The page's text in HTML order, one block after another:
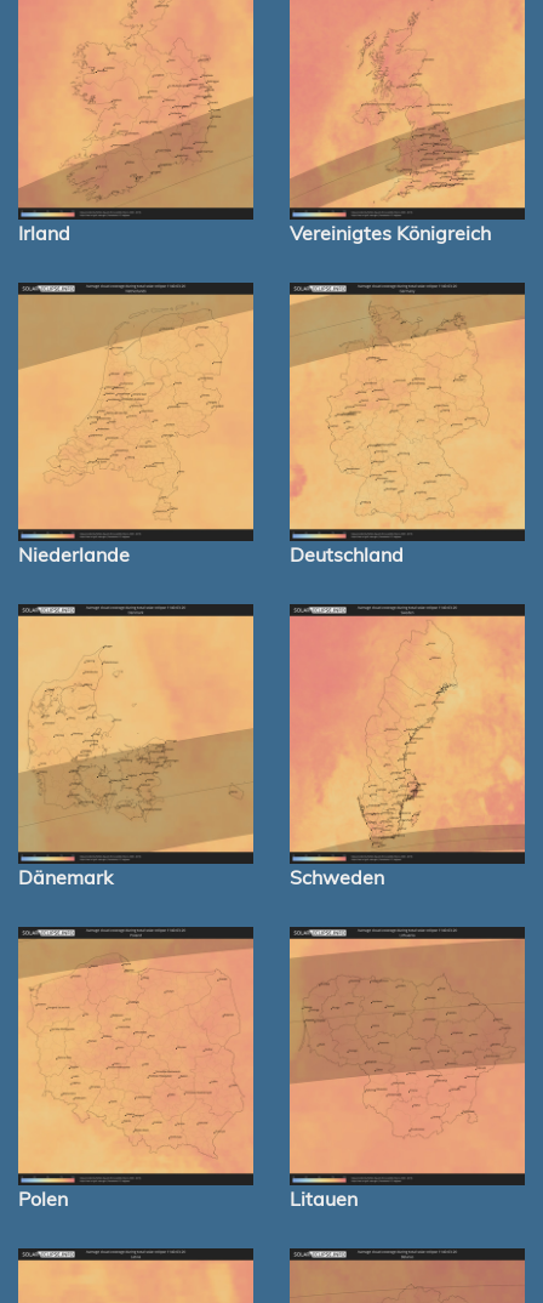
Irland Vereinigtes Königreich
Niederlande Deutschland
Dänemark Schweden
Polen Litauen